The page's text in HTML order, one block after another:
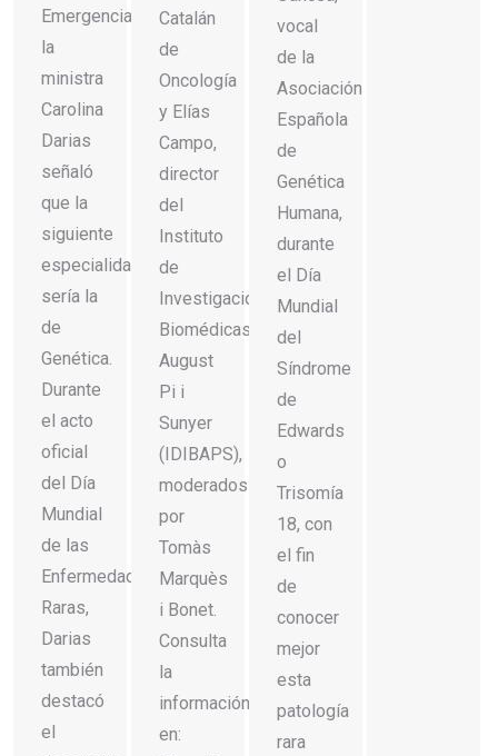
Emergencias,
la
ministra
Carolina
Darias
señaló
que la
siguiente
especialidad
sería la
de
Genética.
Durante
el acto
oficial
del Día
Mundial
de las
Enfermedades
Raras,
Darias
también
destacó
el
Catalán
de
Oncología
y Elías
Campo,
director
del
Instituto
de
Investigaciones
Biomédicas
August
Pi i
Sunyer
(IDIBAPS),
moderados
por
Tomàs
Marquès
i Bonet.
Consulta
la
información
en:
vocal
de la
Asociación
Española
de
Genética
Humana,
durante
el Día
Mundial
del
Síndrome
de
Edwards
o
Trisomía
18, con
el fin
de
conocer
mejor
esta
patología
rara